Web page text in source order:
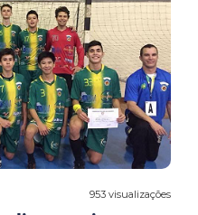
953 visualizações